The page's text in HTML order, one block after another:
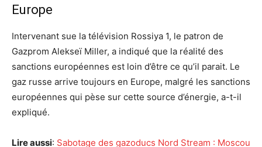
Europe
Intervenant sue la télévision Rossiya 1, le patron de
Gazprom Alekseï Miller, a indiqué que la réalité des
sanctions européennes est loin d’être ce qu’il parait. Le
gaz russe arrive toujours en Europe, malgré les sanctions
européennes qui pèse sur cette source d’énergie, a-t-il
expliqué.
Lire aussi: Sabotage des gazoducs Nord Stream : Moscou